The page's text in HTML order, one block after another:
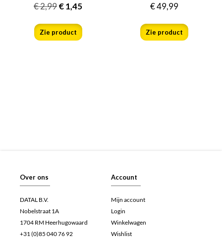
€2,99€1,45
Zie product
€49,99
Zie product
Over ons
DATAL B.V.
Nobelstraat 1A
1704 RM Heerhugowaard
+31 (0)85 040 76 92
Account
Mijn account
Login
Winkelwagen
Wishlist